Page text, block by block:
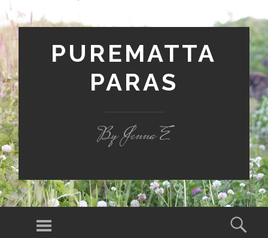
PUREMATTA
PARAS
By Jenna E
Valikko